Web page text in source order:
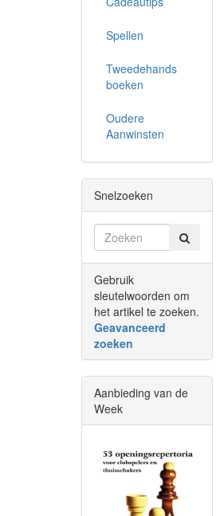
Spellen
Tweedehands
boeken
Oudere
Aanwinsten
Snelzoeken
Gebruik
sleutelwoorden om
het artikel te zoeken.
Geavanceerd
zoeken
Aanbieding van de
Week